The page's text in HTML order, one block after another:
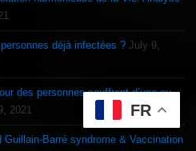
déjà infectées ? July 9,
des personnes souffrant d’une ou
2021
Barré syndrome & Vaccination
FR